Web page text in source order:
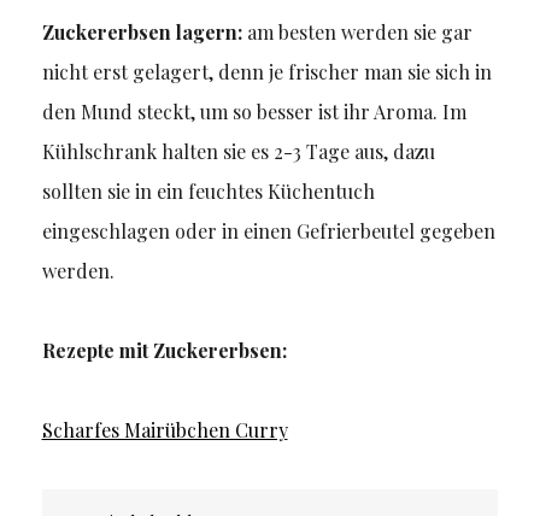
Zuckererbsen lagern:am besten werden sie gar
nicht erst gelagert, denn je frischer man sie sich in
den Mund steckt, um so besser ist ihr Aroma. Im
Kühlschrank halten sie es 2-3 Tage aus, dazu
sollten sie in ein feuchtes Küchentuch
eingeschlagen oder in einen Gefrierbeutel gegeben
werden.
Rezepte mit Zuckererbsen:
Scharfes Mairübchen Curry